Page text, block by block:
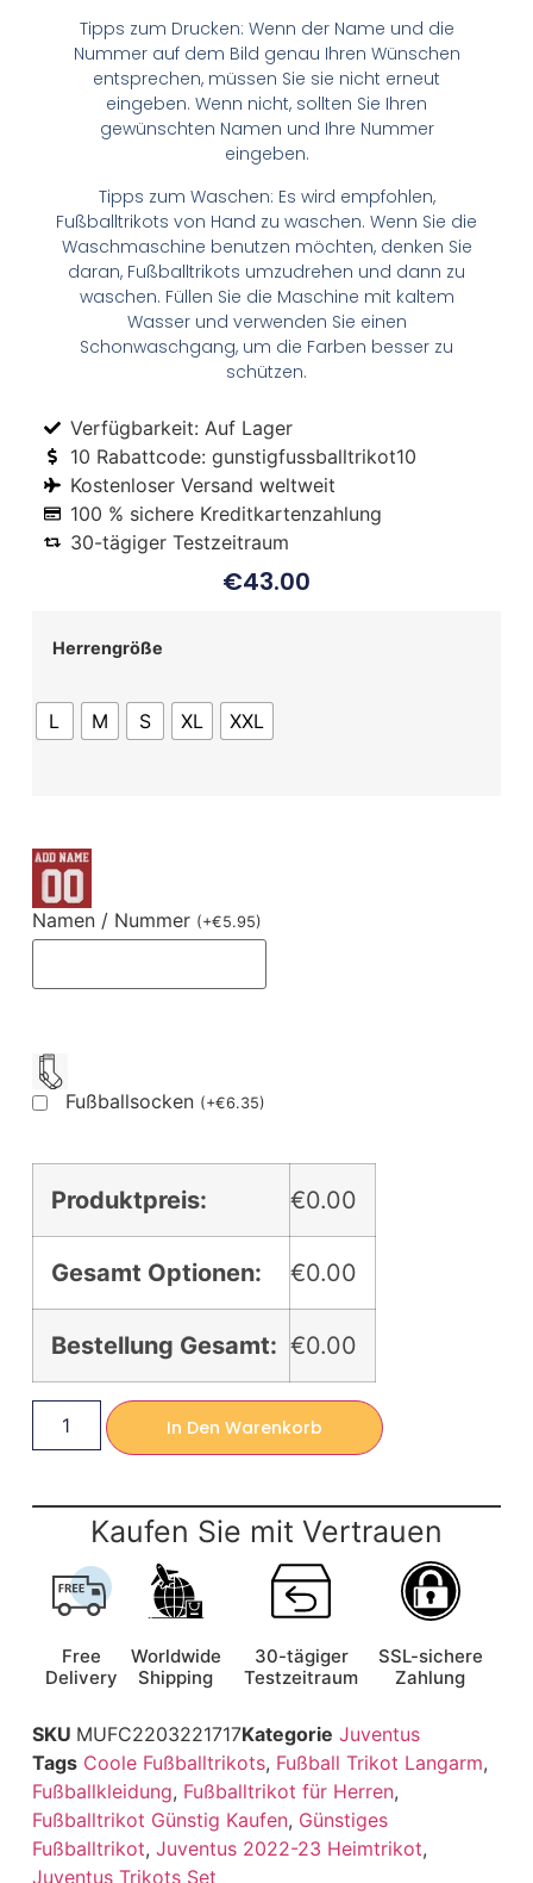
Tipps zum Drucken: Wenn der Name und die
Nummer auf dem Bild genau Ihren Wünschen
entsprechen, müssen Sie sie nicht erneut
eingeben. Wenn nicht, sollten Sie Ihren
gewünschten Namen und Ihre Nummer
eingeben.
Tipps zum Waschen: Es wird empfohlen,
Fußballtrikots von Hand zu waschen. Wenn Sie die
Waschmaschine benutzen möchten, denken Sie
daran, Fußballtrikots umzudrehen und dann zu
waschen. Füllen Sie die Maschine mit kaltem
Wasser und verwenden Sie einen
Schonwaschgang, um die Farben besser zu
schützen.
Verfügbarkeit: Auf Lager
10 Rabattcode: gunstigfussballtrikot10
Kostenloser Versand weltweit
100 % sichere Kreditkartenzahlung
30-tägiger Testzeitraum
€43.00
Herrengröße
L M S XL XXL
Namen / Nummer (+€5.95)
Fußballsocken (+€6.35)
Produktpreis: €0.00
Gesamt Optionen: €0.00
Bestellung Gesamt: €0.00
In Den Warenkorb
Kaufen Sie mit Vertrauen
Free
Delivery
Worldwide
Shipping
30-tägiger
Testzeitraum
SSL-sichere
Zahlung
SKU MUFC2203221717Kategorie Juventus
Tags Coole Fußballtrikots, Fußball Trikot Langarm,
Fußballkleidung, Fußballtrikot für Herren,
Fußballtrikot Günstig Kaufen, Günstiges
Fußballtrikot, Juventus 2022-23 Heimtrikot,
Juventus Trikots Set